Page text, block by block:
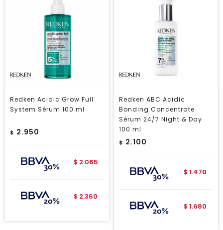
Redken Acidic Grow Full
System Sérum 100 ml
$ 2.950
$ 2.065
$ 2.360
Redken ABC Acidic
Bonding Concentrate
Sérum 24/7 Night & Day
100 ml
$ 2.100
$ 1.470
$ 1.680